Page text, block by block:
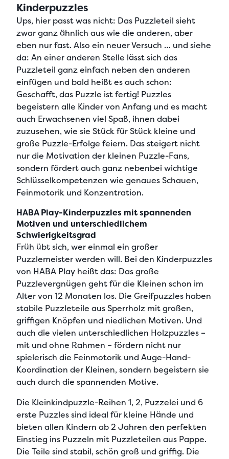
Kinderpuzzles
Ups, hier passt was nicht: Das Puzzleteil sieht
zwar ganz ähnlich aus wie die anderen, aber
eben nur fast. Also ein neuer Versuch … und siehe
da: An einer anderen Stelle lässt sich das
Puzzleteil ganz einfach neben den anderen
einfügen und bald heißt es auch schon:
Geschafft, das Puzzle ist fertig! Puzzles
begeistern alle Kinder von Anfang und es macht
auch Erwachsenen viel Spaß, ihnen dabei
zuzusehen, wie sie Stück für Stück kleine und
große Puzzle-Erfolge feiern. Das steigert nicht
nur die Motivation der kleinen Puzzle-Fans,
sondern fördert auch ganz nebenbei wichtige
Schlüsselkompetenzen wie genaues Schauen,
Feinmotorik und Konzentration.
HABA Play-Kinderpuzzles mit spannenden
Motiven und unterschiedlichem
Schwierigkeitsgrad
Früh übt sich, wer einmal ein großer
Puzzlemeister werden will. Bei den Kinderpuzzles
von HABA Play heißt das: Das große
Puzzlevergnügen geht für die Kleinen schon im
Alter von 12 Monaten los. Die Greifpuzzles haben
stabile Puzzleteile aus Sperrholz mit großen,
griffigen Knöpfen und niedlichen Motiven. Und
auch die vielen unterschiedlichen Holzpuzzles –
mit und ohne Rahmen – fördern nicht nur
spielerisch die Feinmotorik und Auge-Hand-
Koordination der Kleinen, sondern begeistern sie
auch durch die spannenden Motive.
Die Kleinkindpuzzle-Reihen 1, 2, Puzzelei und 6
erste Puzzles sind ideal für kleine Hände und
bieten allen Kindern ab 2 Jahren den perfekten
Einstieg ins Puzzeln mit Puzzleteilen aus Pappe.
Die Teile sind stabil, schön groß und griffig. Die